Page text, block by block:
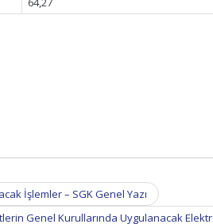
İşlemler – SGK Genel Yazı
Genel Kurullarında Uygulanacak